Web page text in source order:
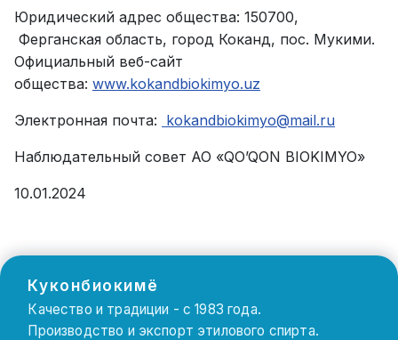
Юридический адрес общества: 150700,
Ферганская область, город Коканд, пос. Мукими.
Официальный веб-сайт
общества: www.kokandbiokimyo.uz
Электронная почта: kokandbiokimyo@mail.ru
Наблюдательный совет АО «QO’QON BIOKIMYO»
10.01.2024
Куконбиокимё
Качество и традиции - с 1983 года.
Производство и экспорт этилового спирта.